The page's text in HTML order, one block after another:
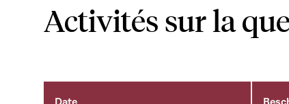
Activités sur la